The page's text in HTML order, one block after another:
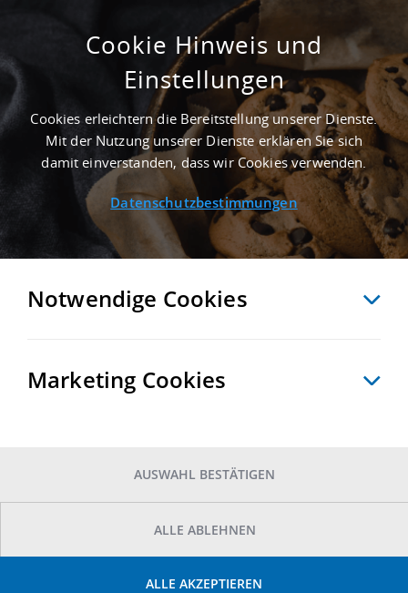
LOXIKON
Startseite LoXikon / Andienung
Das Loxikon von
Logivest
WICHTIGE FACHBEGRIFFE AUS DER WELT DER LOGISTIK- UND
O Ö P Q R S T U
Z
Andockstelle
Cookie Hinweis und
Einstellungen
Cookies erleichtern die Bereitstellung unserer Dienste.
Mit der Nutzung unserer Dienste erklären Sie sich
damit einverstanden, dass wir Cookies verwenden.
Datenschutzbestimmungen
Notwendige Cookies
Marketing Cookies
AUSWAHL BESTÄTIGEN
ALLE ABLEHNEN
ALLE AKZEPTIEREN